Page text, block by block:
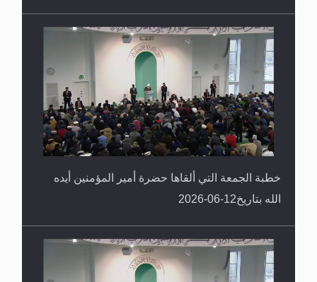
خطبة الجمعة التي ألقاها حضرة أمير المؤمنين أيده
الله بتاريخ12-06-2026